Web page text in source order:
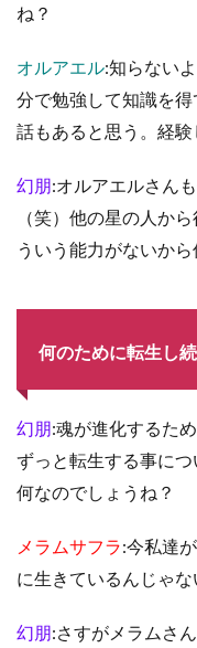
ね？
オルアエル:知らない
分で勉強して知識を
話もあると思う。経験
幻朋:オルアエルさん
（笑）他の星の人か
ういう能力がないから
何のために転生し
幻朋:魂が進化するた
ずっと転生する事に
何なのでしょうね？
メラムサフラ:今私達
に生きているんじゃな
幻朋:さすがメラムさ